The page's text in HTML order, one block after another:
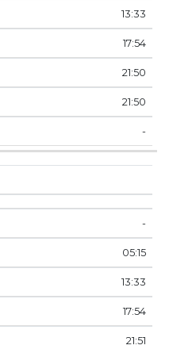
13:33
17:54
21:50
21:50
-
-
05:15
13:33
17:54
21:51